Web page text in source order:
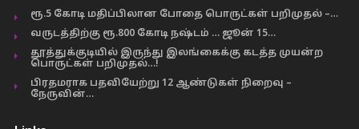
ரூ.5 கோடி மதிப்பிலான போதை பொருட்கள் பறிமுதல் –…
வருடத்திற்கு ரூ.800 கோடி நஷ்டம் … ஜூன் 15…
தூத்துக்குடியில் இருந்து இலங்கைக்கு கடத்த முயன்ற
பொருட்கள் பறிமுதல்…!
பிரதமராக பதவியேற்று 12 ஆண்டுகள் நிறைவு –
நேருவின்…